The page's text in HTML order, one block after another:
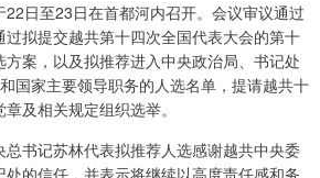
日至23日在首都河内召开。会议审议通过
拟提交越共第十四次全国代表大会的第十
案，以及拟推荐进入中央政治局、书记处
国家主要领导职务的人选名单，提请越共十
及相关规定组织选举。
书记苏林代表拟推荐人选感谢越共中央委